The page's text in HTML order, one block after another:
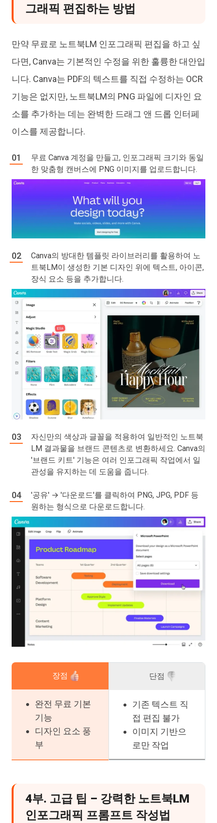
그래픽 편집하는 방법
만약 무료로 노트북LM 인포그래픽 편집을 하고 싶
다면, Canva는 기본적인 수정을 위한 훌륭한 대안입
니다. Canva는 PDF의 텍스트를 직접 수정하는 OCR
기능은 없지만, 노트북LM의 PNG 파일에 디자인 요
소를 추가하는 데는 완벽한 드래그 앤 드롭 인터페
이스를 제공합니다.
무료 Canva 계정을 만들고, 인포그래픽 크기와 동일
한 맞춤형 캔버스에 PNG 이미지를 업로드합니다.
Canva의 방대한 템플릿 라이브러리를 활용하여 노
트북LM이 생성한 기본 디자인 위에 텍스트, 아이콘,
장식 요소 등을 추가합니다.
자신만의 색상과 글꼴을 적용하여 일반적인 노트북
LM 결과물을 브랜드 콘텐츠로 변환하세요. Canva의
'브랜드 키트' 기능은 여러 인포그래픽 작업에서 일
관성을 유지하는 데 도움을 줍니다.
'공유' → '다운로드'를 클릭하여 PNG, JPG, PDF 등
원하는 형식으로 다운로드합니다.
장점
완전 무료 기본
기능
디자인 요소 풍
부
단점
기존 텍스트 직
접 편집 불가
이미지 기반으
로만 작업
4부. 고급 팁 – 강력한 노트북LM
인포그래픽 프롬프트 작성법